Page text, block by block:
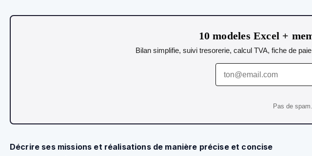
10 modeles Excel +
Bilan simplifie, suivi tresorerie, calcul TVA, fiche de
Pas de
Décrire ses missions et réalisations de manière précise et concise